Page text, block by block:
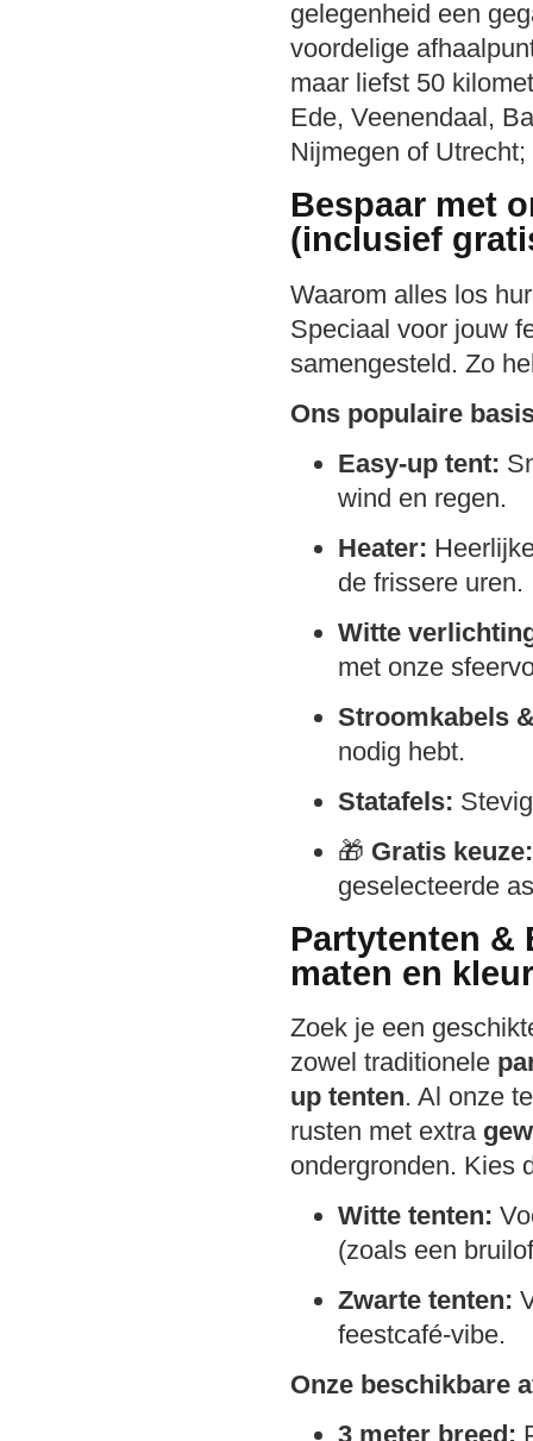
gelegenheid een
voordelige
maar liefst 50
Ede, Veenendaal,
Nijmegen of
Bespaar met
(inclusief
Waarom alles los
Speciaal voor jouw
samengesteld. Zo
Ons populaire
Easy-up tent:
wind en regen.
Heater:
de frissere uren.
Witte
met onze
Stroomkabels
nodig hebt.
Statafels:
🎁 Gratis keuze:
geselecteerde
Partytenten &
maten en
Zoek je een
zowel traditionele
up tenten. Al onze
rusten met extra
ondergronden. Kies
Witte tenten:
(zoals een
Zwarte tenten:
feestcafé-vibe.
Onze beschikbare
3 meter breed: